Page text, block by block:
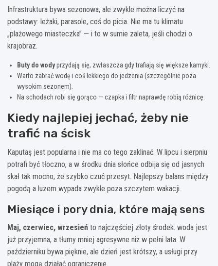
Infrastruktura bywa sezonowa, ale zwykle można liczyć na
podstawy: leżaki, parasole, coś do picia. Nie ma tu klimatu
„plażowego miasteczka” — i to w sumie zaleta, jeśli chodzi o
krajobraz.
Buty do wodyprzydają się, zwłaszcza gdy trafiają się większe kamyki.
Warto zabrać wodę i coś lekkiego do jedzenia (szczególnie poza
wysokim sezonem).
Na schodach robi się gorąco — czapka i filtr naprawdę robią różnicę.
Kiedy najlepiej jechać, żeby nie
trafić na ścisk
Kaputaş jest popularna i nie ma co tego zaklinać. W lipcu i sierpniu
potrafi być tłoczno, a w środku dnia słońce odbija się od jasnych
skał tak mocno, że szybko czuć przesyt. Najlepszy balans między
pogodą a luzem wypada zwykle poza szczytem wakacji.
Miesiące i pory dnia, które mają sens
Maj, czerwiec, wrzesień to najczęściej złoty środek: woda jest
już przyjemna, a tłumy mniej agresywne niż w pełni lata. W
październiku bywa pięknie, ale dzień jest krótszy, a usługi przy
plaży mogą działać ograniczenie.